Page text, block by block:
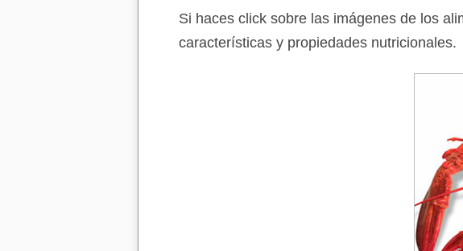
Si haces click sobre las imágenes de los
características y propiedades nutricionales.